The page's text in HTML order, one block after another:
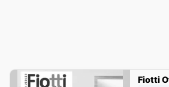
Fiotti